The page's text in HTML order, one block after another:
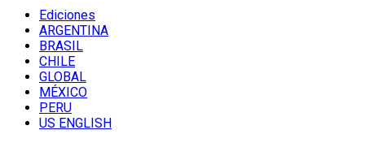
Ediciones
ARGENTINA
BRASIL
CHILE
GLOBAL
MÉXICO
PERU
US ENGLISH